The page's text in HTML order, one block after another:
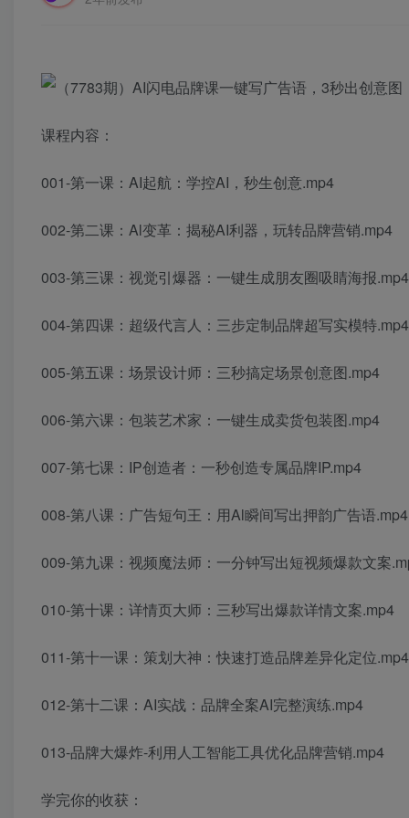
课程内容：
001-第一课：AI起航：学控AI，秒生创意.mp4
002-第二课：Al变革：揭秘AI利器，玩转品牌营销.mp4
003-第三课：视觉引爆器：一键生成朋友圈吸睛海报.mp4
004-第四课：超级代言人：三步定制品牌超写实模特.mp4
005-第五课：场景设计师：三秒搞定场景创意图.mp4
006-第六课：包装艺术家：一键生成卖货包装图.mp4
007-第七课：IP创造者：一秒创造专属品牌IP.mp4
008-第八课：广告短句王：用Al瞬间写出押韵广告语.mp4
009-第九课：视频魔法师：一分钟写出短视频爆款文案
010-第十课：详情页大师：三秒写出爆款详情文案.mp4
011-第十一课：策划大神：快速打造品牌差异化定位.mp4
012-第十二课：AI实战：品牌全案AI完整演练.mp4
013-品牌大爆炸-利用人工智能工具优化品牌营销.mp4
学完你的收获：